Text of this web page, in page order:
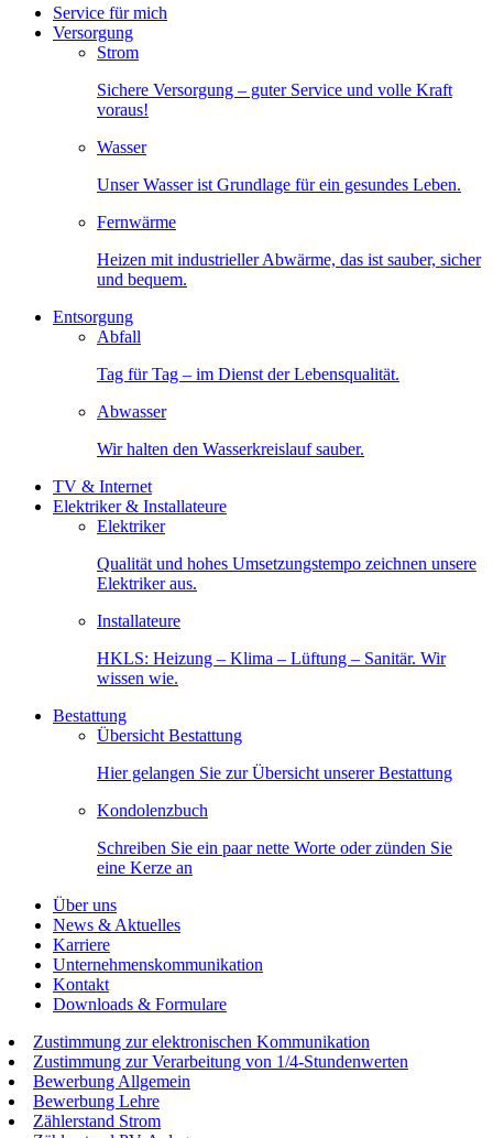
Service für mich
Versorgung
Strom
Sichere Versorgung – guter Service und volle Kraft
voraus!
Wasser
Unser Wasser ist Grundlage für ein gesundes Leben.
Fernwärme
Heizen mit industrieller Abwärme, das ist sauber, sicher
und bequem.
Entsorgung
Abfall
Tag für Tag – im Dienst der Lebensqualität.
Abwasser
Wir halten den Wasserkreislauf sauber.
TV & Internet
Elektriker & Installateure
Elektriker
Qualität und hohes Umsetzungstempo zeichnen unsere
Elektriker aus.
Installateure
HKLS: Heizung – Klima – Lüftung – Sanitär. Wir
wissen wie.
Bestattung
Übersicht Bestattung
Hier gelangen Sie zur Übersicht unserer Bestattung
Kondolenzbuch
Schreiben Sie ein paar nette Worte oder zünden Sie
eine Kerze an
Über uns
News & Aktuelles
Karriere
Unternehmenskommunikation
Kontakt
Downloads & Formulare
Zustimmung zur elektronischen Kommunikation
Zustimmung zur Verarbeitung von 1/4-Stundenwerten
Bewerbung Allgemein
Bewerbung Lehre
Zählerstand Strom